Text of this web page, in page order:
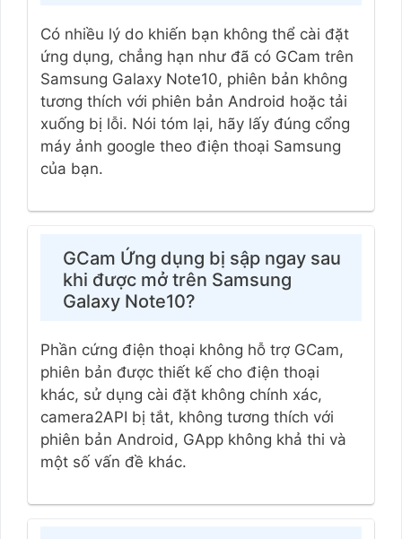
Có nhiều lý do khiến bạn không thể cài đặt
ứng dụng, chẳng hạn như đã có GCam trên
Samsung Galaxy Note10, phiên bản không
tương thích với phiên bản Android hoặc tải
xuống bị lỗi. Nói tóm lại, hãy lấy đúng cổng
máy ảnh google theo điện thoại Samsung
của bạn.
GCam Ứng dụng bị sập ngay sau
khi được mở trên Samsung
Galaxy Note10?
Phần cứng điện thoại không hỗ trợ GCam,
phiên bản được thiết kế cho điện thoại
khác, sử dụng cài đặt không chính xác,
camera2API bị tắt, không tương thích với
phiên bản Android, GApp không khả thi và
một số vấn đề khác.